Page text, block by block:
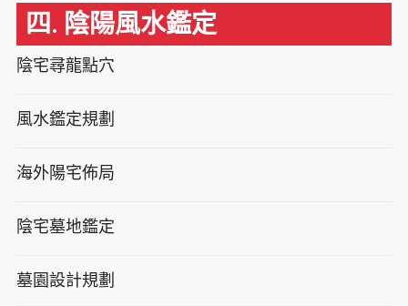
四. 陰陽風水鑑定
陰宅尋龍點穴
風水鑑定規劃
海外陽宅佈局
陰宅墓地鑑定
墓園設計規劃